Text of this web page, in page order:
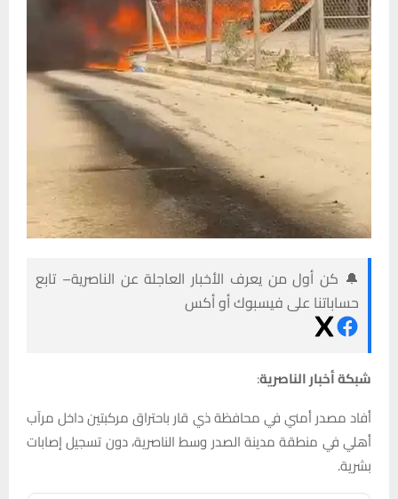
🔔 كن أول من يعرف الأخبار العاجلة عن الناصرية– تابع
حساباتنا على فيسبوك أو أكس
شبكة أخبار الناصرية:
أفاد مصدر أمني في محافظة ذي قار باحتراق مركبتين داخل مرآب
أهلي في منطقة مدينة الصدر وسط الناصرية، دون تسجيل إصابات
بشرية.